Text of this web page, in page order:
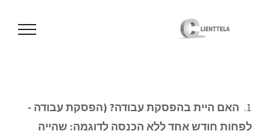
1.
האם היית בהפסקת עבודה? (הפסקת עבודה -
לפחות חודש אחד ללא הכנסה לדוגמה: שהייה